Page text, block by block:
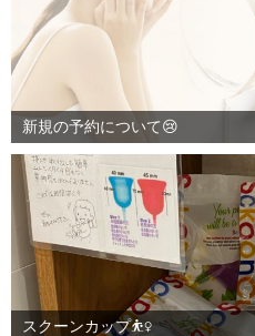
新規の予約について😢
スクーンカップ⛹️‍♀️